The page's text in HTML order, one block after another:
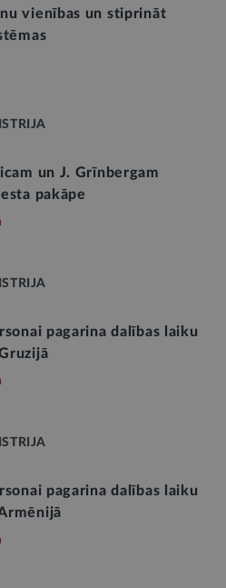
vienības un stiprināt
un J. Grīnbergam
pakāpe
pagarina dalības laiku
pagarina dalības laiku